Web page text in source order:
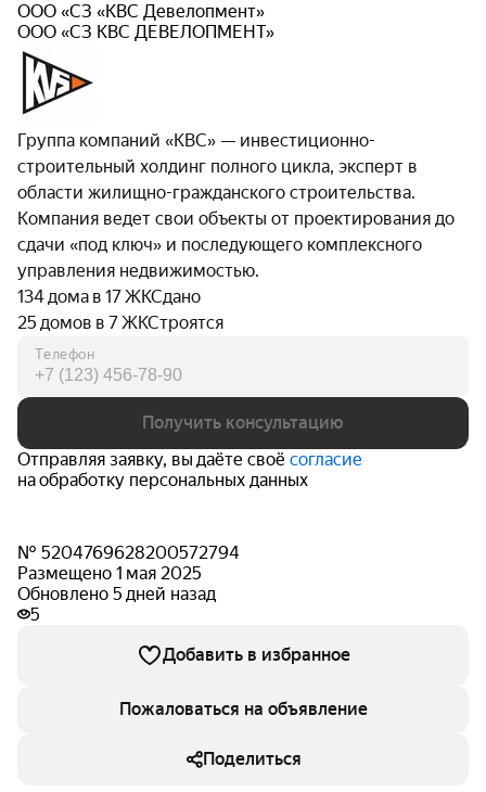
ООО «СЗ «КВС Девелопмент»
ООО «СЗ КВС ДЕВЕЛОПМЕНТ»
Группа компаний «КВС» — инвестиционно-
строительный холдинг полного цикла, эксперт в
области жилищно-гражданского строительства.
Компания ведет свои объекты от проектирования до
сдачи «под ключ» и последующего комплексного
управления недвижимостью.
134 дома в 17 ЖКСдано
25 домов в 7 ЖКСтроятся
Телефон
Получить консультацию
Отправляя заявку, вы даёте своё согласие
на обработку персональных данных
№ 5204769628200572794
Размещено 1 мая 2025
Обновлено 5 дней назад
5
Добавить в избранное
Пожаловаться на объявление
Поделиться